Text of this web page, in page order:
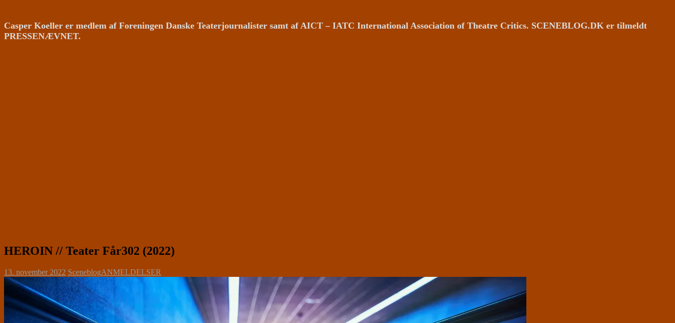
Casper Koeller er medlem af Foreningen Danske Teaterjournalister samt af AICT – IATC International Association of Theatre Critics. SCENEBLOG.DK er tilmeldt
PRESSENÆVNET.
HEROIN // Teater Får302 (2022)
13. november 2022 SceneblogANMELDELSER